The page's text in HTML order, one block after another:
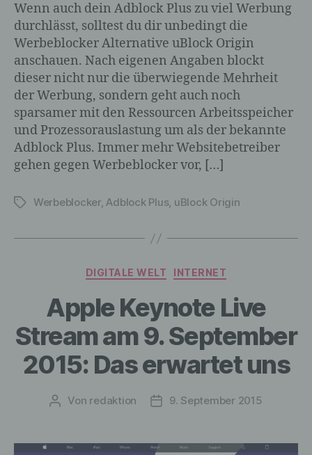
Wenn auch dein Adblock Plus zu viel Werbung
durchlässt, solltest du dir unbedingt die
Werbeblocker Alternative uBlock Origin
anschauen. Nach eigenen Angaben blockt
dieser nicht nur die überwiegende Mehrheit
der Werbung, sondern geht auch noch
sparsamer mit den Ressourcen Arbeitsspeicher
und Prozessorauslastung um als der bekannte
Adblock Plus. Immer mehr Websitebetreiber
gehen gegen Werbeblocker vor, […]
Schlagwörter
Werbeblocker,Adblock Plus, uBlock Origin
Kategorien
DIGITALE WELT INTERNET
Apple Keynote Live
Stream am 9. September
2015: Das erwartet uns
Beitragsautor
Von redaktion Veröffentlichungsdatum
9. September 2015